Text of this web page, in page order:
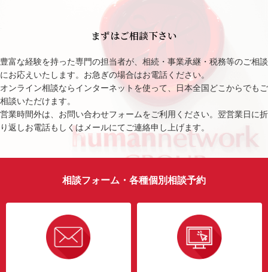
まずはご相談下さい
豊富な経験を持った専門の担当者が、相続・事業承継・税務等のご相談
にお応えいたします。お急ぎの場合はお電話ください。
オンライン相談ならインターネットを使って、日本全国どこからでもご
相談いただけます。
営業時間外は、お問い合わせフォームをご利用ください。翌営業日に折
り返しお電話もしくはメールにてご連絡申し上げます。
相談フォーム・各種個別相談予約